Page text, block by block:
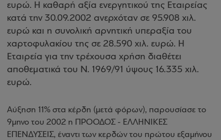
ευρώ. Η καθαρή αξία ενεργητικού της Εταιρείας
κατά την 30.09.2002 ανερχόταν σε 95.908 χιλ.
ευρώ και η συνολική αρνητική υπεραξία του
χαρτοφυλακίου της σε 28.590 χιλ. ευρώ. Η
Εταιρεία για την τρέχουσα χρήση διαθέτει
αποθεματικά του Ν. 1969/91 ύψους 16.335 χιλ.
ευρώ.
Αύξηση 11% στα κέρδη (μετά φόρων), παρουσίασε το
9μηνο του 2002 η ΠΡΟΟΔΟΣ - ΕΛΛΗΝΙΚΕΣ
ΕΠΕΝΔΥΣΕΙΣ, έναντι των κερδών του πρώτου εξαμήνου